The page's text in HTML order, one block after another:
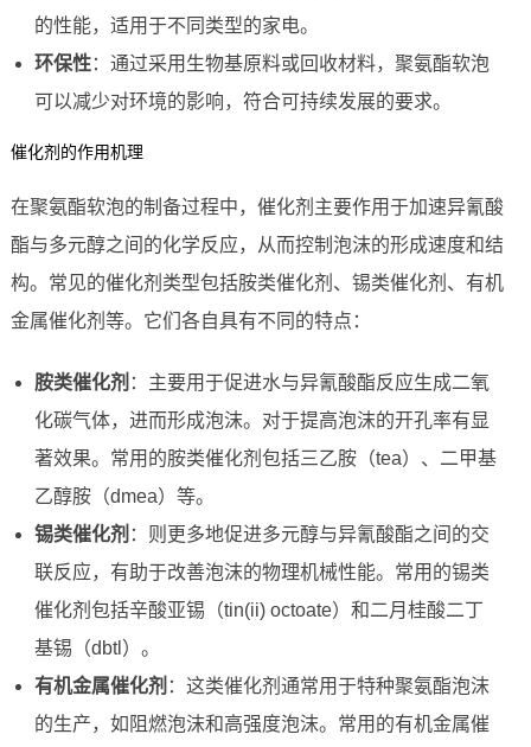
的性能，适用于不同类型的家电。
环保性：通过采用生物基原料或回收材料，聚氨酯软泡
可以减少对环境的影响，符合可持续发展的要求。
催化剂的作用机理
在聚氨酯软泡的制备过程中，催化剂主要作用于加速异氰酸
酯与多元醇之间的化学反应，从而控制泡沫的形成速度和结
构。常见的催化剂类型包括胺类催化剂、锡类催化剂、有机
金属催化剂等。它们各自具有不同的特点：
胺类催化剂 ：主要用于促进水与异氰酸酯反应生成二氧
化碳气体，进而形成泡沫。对于提高泡沫的开孔率有显
著效果。常用的胺类催化剂包括三乙胺（tea）、二甲基
乙醇胺（dmea）等。
锡类催化剂 ：则更多地促进多元醇与异氰酸酯之间的交
联反应，有助于改善泡沫的物理机械性能。常用的锡类
催化剂包括辛酸亚锡（tin(ii) octoate）和二月桂酸二丁
基锡（dbtl）。
有机金属催化剂 ：这类催化剂通常用于特种聚氨酯泡沫
的生产，如阻燃泡沫和高强度泡沫。常用的有机金属催